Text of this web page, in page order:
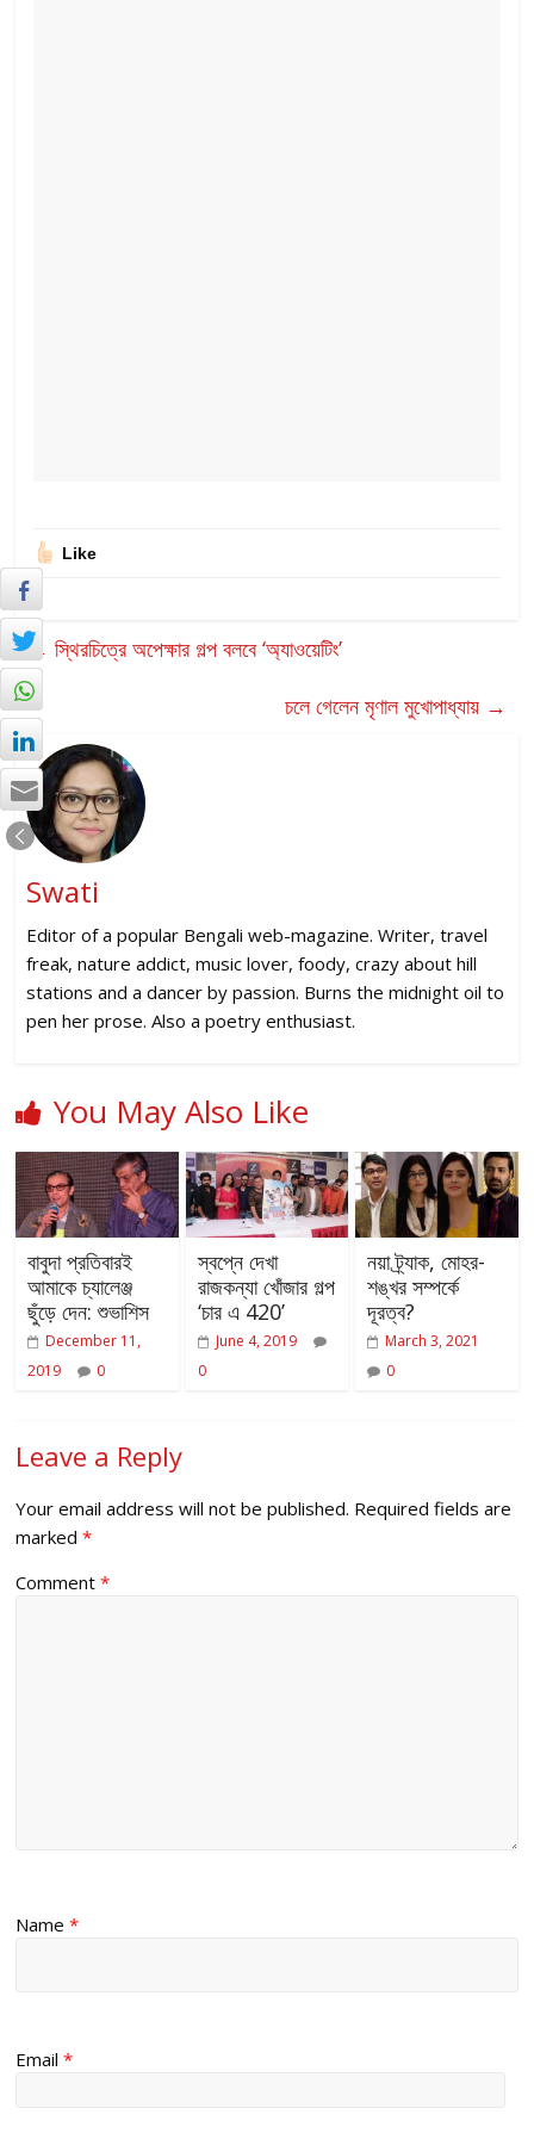
Like
← স্থিরচিত্রে অপেক্ষার গল্প বলবে ‘অ্যাওয়েটিং’
চলে গেলেন মৃণাল মুখোপাধ্যায় →
Swati
Editor of a popular Bengali web-magazine. Writer, travel
freak, nature addict, music lover, foody, crazy about hill
stations and a dancer by passion. Burns the midnight oil to
pen her prose. Also a poetry enthusiast.
You May Also Like
বাবুদা প্রতিবারই
আমাকে চ্যালেঞ্জ
ছুঁড়ে দেন: শুভাশিস
December 11,
2019
0
স্বপ্নে দেখা
রাজকন্যা খোঁজার গল্প
‘চার এ 420’
June 4, 2019
0
নয়া ট্র্যাক, মোহর-
শঙ্খর সম্পর্কে
দূরত্ব?
March 3, 2021
0
Leave a Reply
Your email address will not be published. Required fields are
marked*
Comment*
Name*
Email*